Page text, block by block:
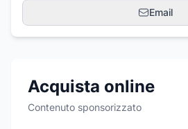
Email
Acquista online
Contenuto sponsorizzato